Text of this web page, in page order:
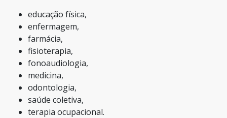
educação física,
enfermagem,
farmácia,
fisioterapia,
fonoaudiologia,
medicina,
odontologia,
saúde coletiva,
terapia ocupacional.